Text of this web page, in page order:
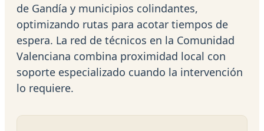
de Gandía y municipios colindantes,
optimizando rutas para acotar tiempos de
espera. La red de técnicos en la Comunidad
Valenciana combina proximidad local con
soporte especializado cuando la intervención
lo requiere.